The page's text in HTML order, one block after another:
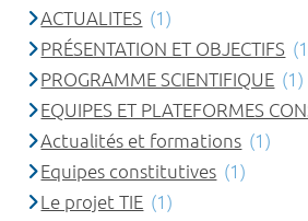
ACTUALITES (1)
PRÉSENTATION ET OBJECTIFS
PROGRAMME SCIENTIFIQUE (1)
EQUIPES ET PLATEFORMES
Actualités et formations (1)
Equipes constitutives (1)
Le projet TIE (1)